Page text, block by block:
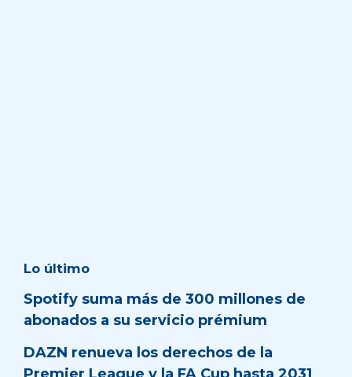
Lo último
Spotify suma más de 300 millones de
abonados a su servicio prémium
DAZN renueva los derechos de la
Premier League y la FA Cup hasta 2031